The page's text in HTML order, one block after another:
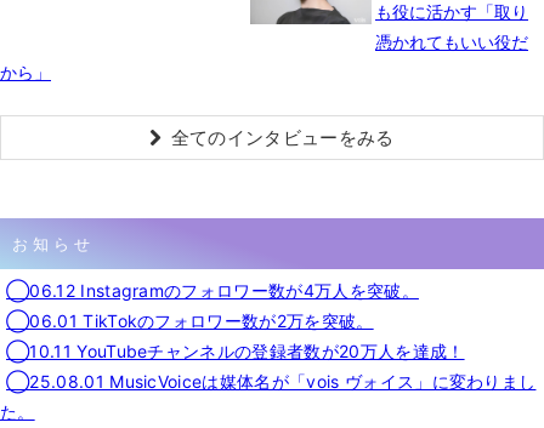
も役に活かす「取り
憑かれてもいい役だ
から」
全てのインタビューをみる
お知らせ
◯06.12 Instagramのフォロワー数が4万人を突破。
◯06.01 TikTokのフォロワー数が2万を突破。
◯10.11 YouTubeチャンネルの登録者数が20万人を達成！
◯25.08.01 MusicVoiceは媒体名が「vois ヴォイス」に変わりまし
た。